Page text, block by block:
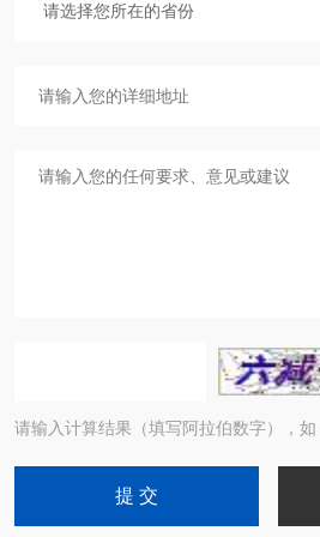
请输入计算结果（填写阿拉伯数字），